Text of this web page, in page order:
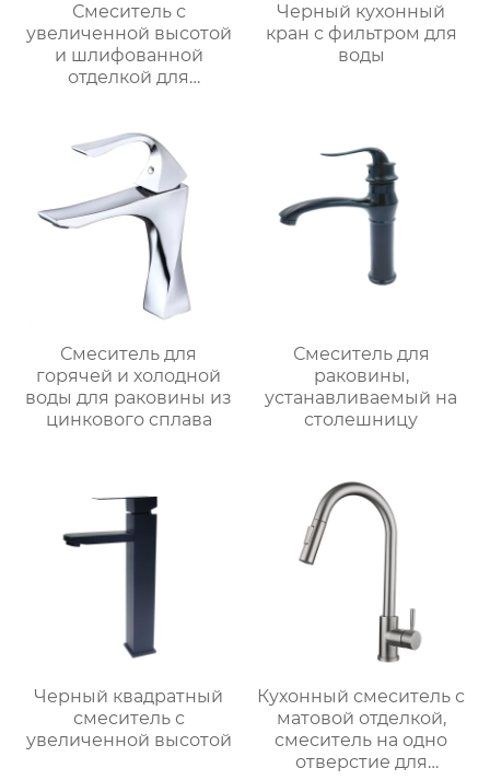
Смеситель с
увеличенной высотой
и шлифованной
отделкой для
Черный кухонный
кран с фильтром для
воды
Смеситель для
горячей и холодной
воды для раковины из
цинкового сплава
Смеситель для
раковины,
устанавливаемый на
столешницу
Черный квадратный
смеситель с
увеличенной высотой
Кухонный смеситель с
матовой отделкой,
смеситель на одно
отверстие для